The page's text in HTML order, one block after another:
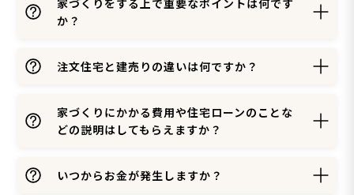
家づくりをする上で重要なポイントは何です
か？
注文住宅と建売りの違いは何ですか？
家づくりにかかる費用や住宅ローンのことな
どの説明はしてもらえますか？
いつからお金が発生しますか？